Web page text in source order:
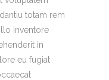
totam rem
inventore
in
eu fugiat